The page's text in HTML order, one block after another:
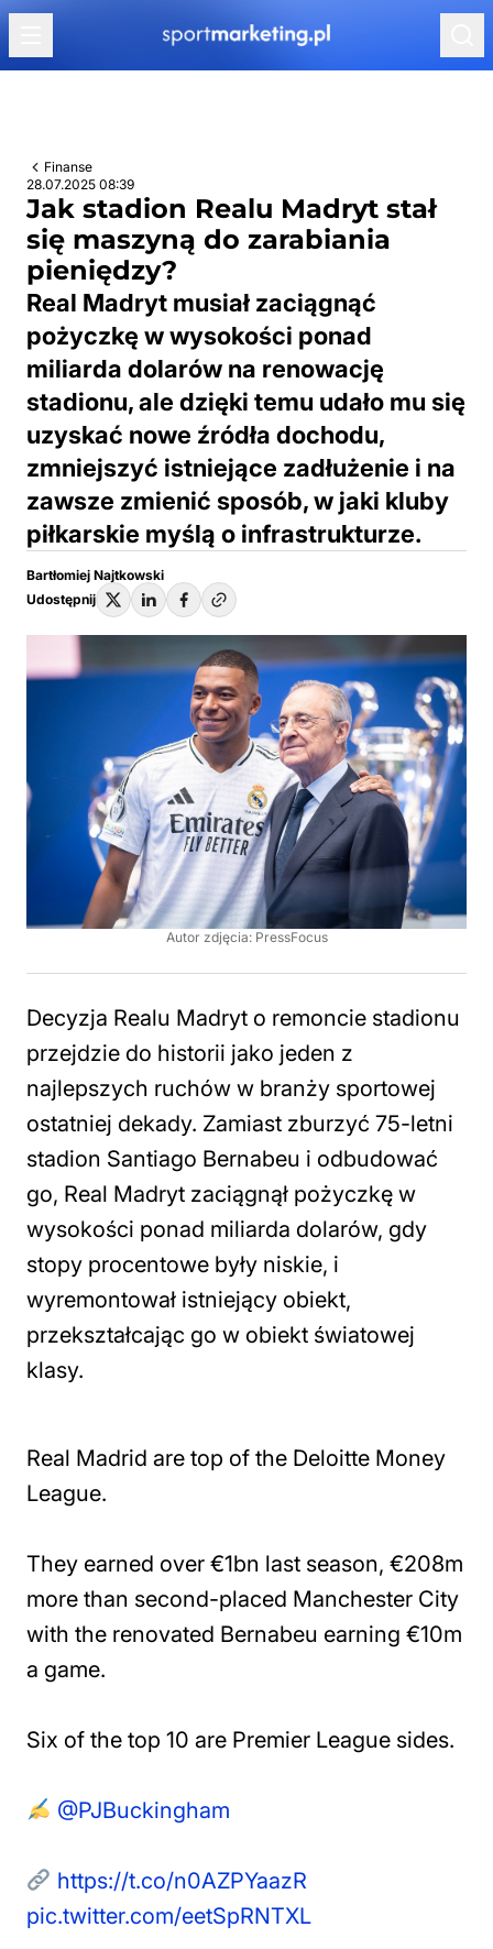
Przejdź do treści
Finanse
28.07.2025 08:39
Jak stadion Realu Madryt stał
się maszyną do zarabiania
pieniędzy?
Real Madryt musiał zaciągnąć
pożyczkę w wysokości ponad
miliarda dolarów na renowację
stadionu, ale dzięki temu udało mu się
uzyskać nowe źródła dochodu,
zmniejszyć istniejące zadłużenie i na
zawsze zmienić sposób, w jaki kluby
piłkarskie myślą o infrastrukturze.
Bartłomiej Najtkowski
Udostępnij
Autor zdjęcia: PressFocus
Decyzja Realu Madryt o remoncie stadionu
przejdzie do historii jako jeden z
najlepszych ruchów w branży sportowej
ostatniej dekady. Zamiast zburzyć 75-letni
stadion Santiago Bernabeu i odbudować
go, Real Madryt zaciągnął pożyczkę w
wysokości ponad miliarda dolarów, gdy
stopy procentowe były niskie, i
wyremontował istniejący obiekt,
przekształcając go w obiekt światowej
klasy.
Real Madrid are top of the Deloitte Money
League.
They earned over €1bn last season, €208m
more than second-placed Manchester City
with the renovated Bernabeu earning €10m
a game.
Six of the top 10 are Premier League sides.
@PJBuckingham
https://t.co/n0AZPYaazR
pic.twitter.com/eetSpRNTXL